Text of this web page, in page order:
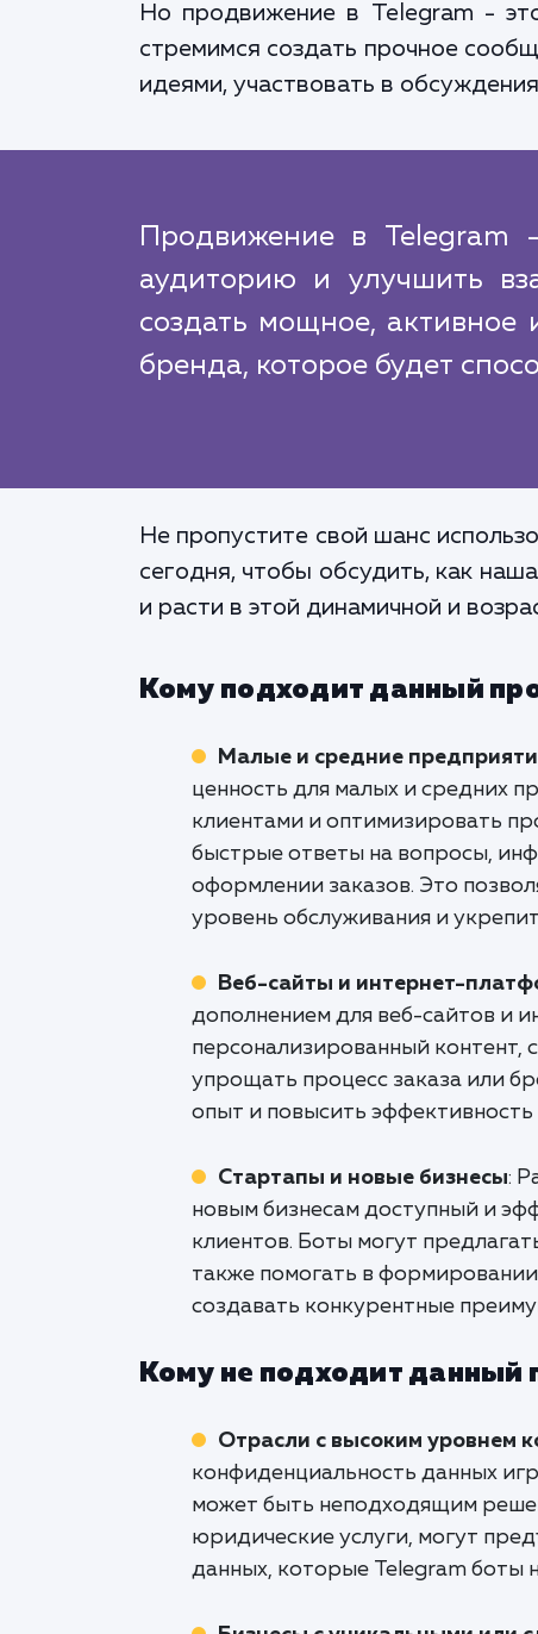
Но продвижение в Telegram -
стремимся создать прочное
идеями, участвовать в
Продвижение в Telegram
аудиторию и улучшить
создать мощное, активное
бренда, которое будет
Не пропустите свой шанс
сегодня, чтобы обсудить, как
и расти в этой динамичной и
Кому подходит данный
Малые и средние
ценность для малых и средних
клиентами и оптимизировать
быстрые ответы на вопросы,
оформлении заказов. Это
уровень обслуживания и
Веб-сайты и интернет-
дополнением для веб-сайтов и
персонализированный контент,
упрощать процесс заказа или
опыт и повысить
Стартапы и новые бизнесы:
новым бизнесам доступный и
клиентов. Боты могут
также помогать в
создавать конкурентные
Кому не подходит данный
Отрасли с высоким уровнем
конфиденциальность данных
может быть неподходящим
юридические услуги, могут
данных, которые Telegram боты